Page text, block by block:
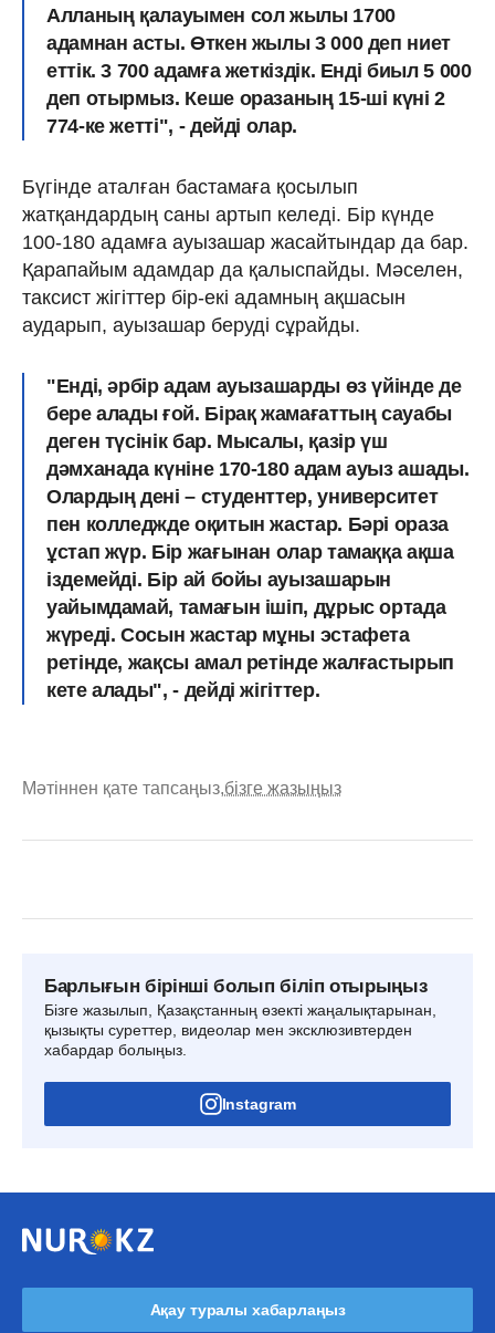
Алланың қалауымен сол жылы 1700
адамнан асты. Өткен жылы 3 000 деп ниет
еттік. 3 700 адамға жеткіздік. Енді биыл 5 000
деп отырмыз. Кеше оразаның 15-ші күні 2
774-ке жетті", - дейді олар.
Бүгінде аталған бастамаға қосылып
жатқандардың саны артып келеді. Бір күнде
100-180 адамға ауызашар жасайтындар да бар.
Қарапайым адамдар да қалыспайды. Мәселен,
таксист жігіттер бір-екі адамның ақшасын
аударып, ауызашар беруді сұрайды.
"Енді, әрбір адам ауызашарды өз үйінде де
бере алады ғой. Бірақ жамағаттың сауабы
деген түсінік бар. Мысалы, қазір үш
дәмханада күніне 170-180 адам ауыз ашады.
Олардың дені – студенттер, университет
пен колледжде оқитын жастар. Бәрі ораза
ұстап жүр. Бір жағынан олар тамаққа ақша
іздемейді. Бір ай бойы ауызашарын
уайымдамай, тамағын ішіп, дұрыс ортада
жүреді. Сосын жастар мұны эстафета
ретінде, жақсы амал ретінде жалғастырып
кете алады", - дейді жігіттер.
Мәтіннен қате тапсаңыз,бізге жазыңыз
Барлығын бірінші болып біліп отырыңыз
Бізге жазылып, Қазақстанның өзекті жаңалықтарынан,
қызықты суреттер, видеолар мен эксклюзивтерден
хабардар болыңыз.
Instagram
Ақау туралы хабарлаңыз